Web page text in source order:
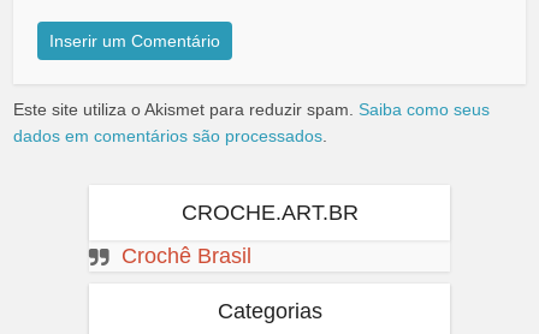
Este site utiliza o Akismet para reduzir spam.Saiba como seus
dados em comentários são processados
CROCHE.ART.BR
Crochê Brasil
Categorias